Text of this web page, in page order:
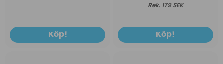
Köp!
179 SEK
Köp!